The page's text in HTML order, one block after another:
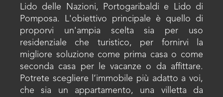
Lido delle Nazioni, Portogaribaldi e Lido di
Pomposa. L'obiettivo principale è quello di
proporvi un'ampia scelta sia per uso
residenziale che turistico, per fornirvi la
migliore soluzione come prima casa o come
seconda casa per le vacanze o da affittare.
Potrete scegliere l’immobile più adatto a voi,
che sia un appartamento, una villetta da